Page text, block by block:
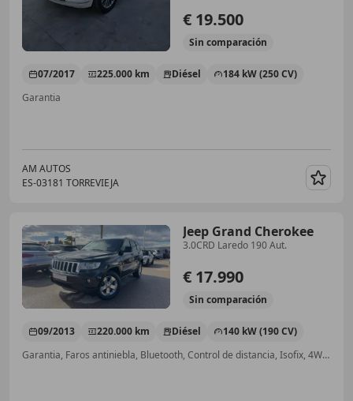
€ 19.500
Sin comparación
07/2017 225.000 km Diésel
184 kW (250 CV)
Garantia
AM AUTOS
ES-03181 TORREVIEJA
Jeep Grand Cherokee
3.0CRD Laredo 190 Aut.
€ 17.990
Sin comparación
09/2013 220.000 km Diésel
140 kW (190 CV)
Garantia, Faros antiniebla, Bluetooth, Control de distancia, Isofix, 4WD, Control de velocidad, Inmovilizador